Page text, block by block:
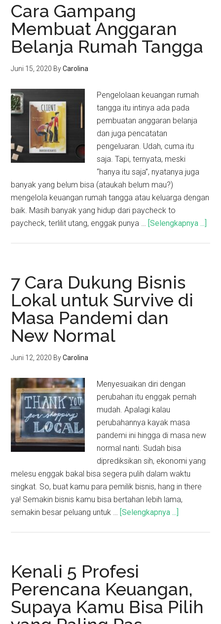
Cara Gampang
Membuat Anggaran
Belanja Rumah Tangga
Juni 15, 2020 ByCarolina
Pengelolaan keuangan rumah
tangga itu intinya ada pada
pembuatan anggaran belanja
dan juga pencatatan
pengeluaran. Udah, cuma itu
saja. Tapi, ternyata, meski
“hanya itu saja”, nyatanya juga
banyak yang belum bisa (ataukah belum mau?)
mengelola keuangan rumah tangga atau keluarga dengan
baik. Masih banyak yang hidup dari paycheck to
paycheck, terlilit utang, enggak punya … [Selengkapnya ...]
7 Cara Dukung Bisnis
Lokal untuk Survive di
Masa Pandemi dan
New Normal
Juni 12, 2020 ByCarolina
Menyesuaikan diri dengan
perubahan itu enggak pernah
mudah. Apalagi kalau
perubahannya kayak masa
pandemi ini hingga di masa new
normal nanti. Sudah bisa
diprediksikan sih, ekonomi yang
melesu enggak bakal bisa segera pulih dalam waktu
singkat. So, buat kamu para pemilik bisnis, hang in there
ya! Semakin bisnis kamu bisa bertahan lebih lama,
semakin besar peluang untuk … [Selengkapnya ...]
Kenali 5 Profesi
Perencana Keuangan,
Supaya Kamu Bisa Pilih